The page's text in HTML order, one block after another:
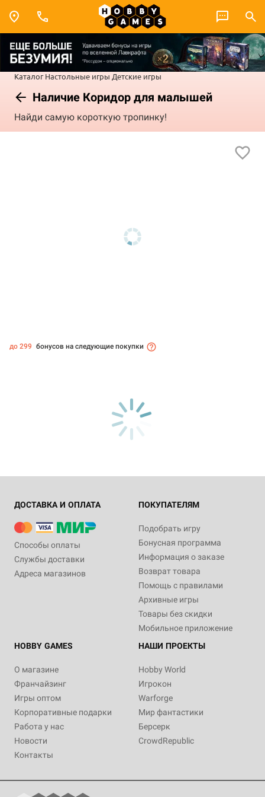
Каталог Настольные игры Детские игры
Наличие Коридор для малышей
Найди самую короткую тропинку!
до 299 бонусов на следующие покупки
ДОСТАВКА И ОПЛАТА
Способы оплаты
Службы доставки
Адреса магазинов
ПОКУПАТЕЛЯМ
Подобрать игру
Бонусная программа
Информация о заказе
Возврат товара
Помощь с правилами
Архивные игры
Товары без скидки
Мобильное приложение
HOBBY GAMES
О магазине
Франчайзинг
Игры оптом
Корпоративные подарки
Работа у нас
Новости
Контакты
НАШИ ПРОЕКТЫ
Hobby World
Игрокон
Warforge
Мир фантастики
Берсерк
CrowdRepublic